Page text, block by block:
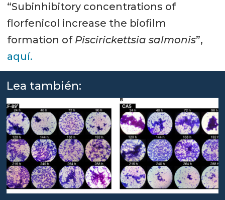
“Subinhibitory concentrations of
florfenicol increase the biofilm
formation of Piscirickettsia salmonis”,
aquí.
Lea también: